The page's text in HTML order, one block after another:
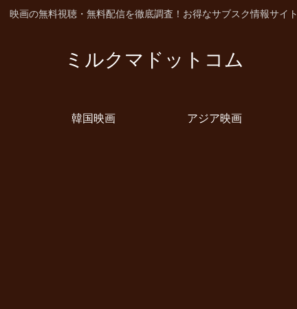
映画の無料視聴・無料配信を徹底調査！お得なサブスク情報サイト
ミルクマドットコム
韓国映画 アジア映画